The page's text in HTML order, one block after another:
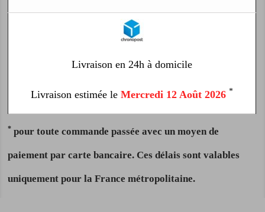
Livraison en 24h à domicile
Livraison estimée le Mercredi 12 Août 2026 *
* pour toute commande passée avec un moyen de
paiement par carte bancaire. Ces délais sont valables
uniquement pour la France métropolitaine.